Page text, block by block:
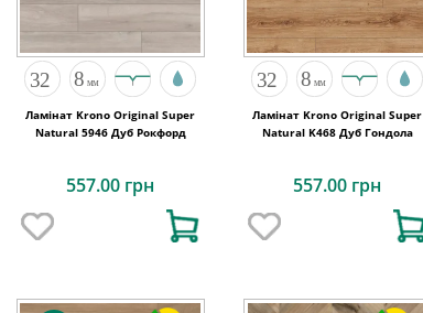
Ламінат Krono Original Super
Natural 5946 Дуб Рокфорд
557.00 грн
Ламінат Krono Original Super
Natural K468 Дуб Гондола
557.00 грн